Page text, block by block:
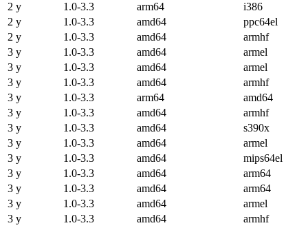
2 y
1.0-3.3 arm64
i386
2 y
1.0-3.3 amd64
ppc64el
2 y
1.0-3.3 amd64
armhf
3 y
1.0-3.3 amd64
armel
3 y
1.0-3.3 amd64
armel
3 y
1.0-3.3 amd64
armhf
3 y
1.0-3.3 arm64
amd64
3 y
1.0-3.3 amd64
armhf
3 y
1.0-3.3 amd64
s390x
3 y
1.0-3.3 amd64
armel
3 y
1.0-3.3 amd64
mips64el
3 y
1.0-3.3 amd64
arm64
3 y
1.0-3.3 amd64
arm64
3 y
1.0-3.3 amd64
armel
3 y
1.0-3.3 amd64
armhf